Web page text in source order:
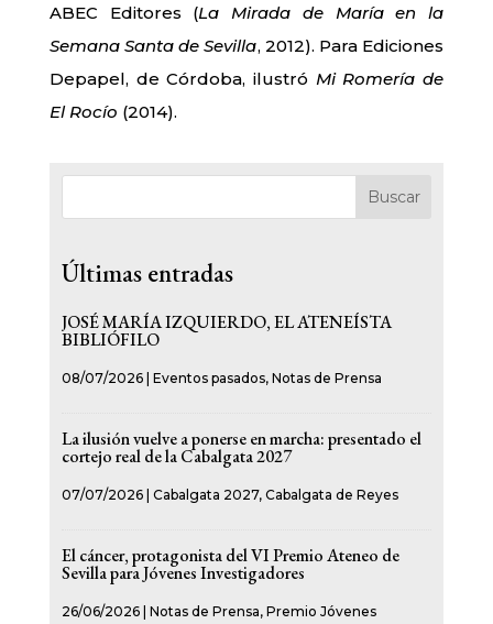
ABEC Editores (La Mirada de María en la
Semana Santa de Sevilla, 2012). Para Ediciones
Depapel, de Córdoba, ilustró Mi Romería de
El Rocío (2014).
Buscar
Últimas entradas
JOSÉ MARÍA IZQUIERDO, EL ATENEÍSTA
BIBLIÓFILO
08/07/2026| Eventos pasados, Notas de Prensa
La ilusión vuelve a ponerse en marcha: presentado el
cortejo real de la Cabalgata 2027
07/07/2026| Cabalgata 2027, Cabalgata de Reyes
El cáncer, protagonista del VI Premio Ateneo de
Sevilla para Jóvenes Investigadores
26/06/2026| Notas de Prensa, Premio Jóvenes